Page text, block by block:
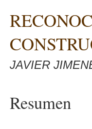
JAVIER
Resumen